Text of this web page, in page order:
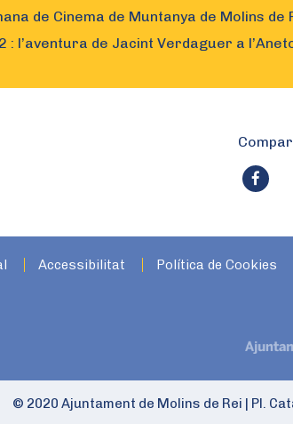
de Cinema de Muntanya de Molins de
: l’aventura de Jacint Verdaguer a
Accessibilitat Política de Cookies
© 2020 Ajuntament de Molins de Rei Pl.